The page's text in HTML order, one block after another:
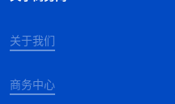
关于我们
商务中心